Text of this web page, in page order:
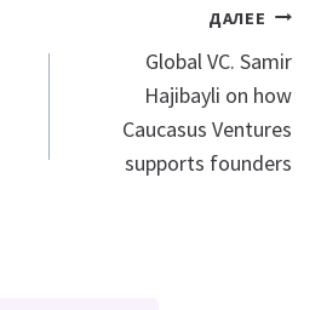
ДАЛЕЕ
Global VC. Samir
Hajibayli on how
Caucasus Ventures
supports founders